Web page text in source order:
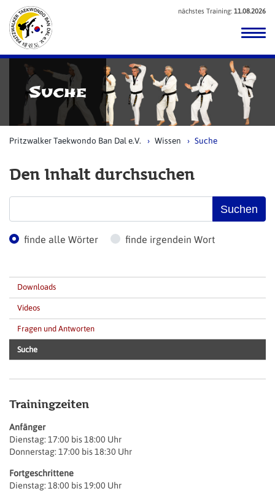
nächstes Training: 11.08.2026
Suche
Pritzwalker Taekwondo Ban Dal e.V. Wissen Suche
Den Inhalt durchsuchen
Suchen
Optionen
finde alle Wörter finde irgendein Wort
Navigation überspringen
Downloads
Videos
Fragen und Antworten
Suche
Trainingzeiten
Anfänger
Dienstag: 17:00 bis 18:00 Uhr
Donnerstag: 17:00 bis 18:30 Uhr
Fortgeschrittene
Dienstag: 18:00 bis 19:00 Uhr